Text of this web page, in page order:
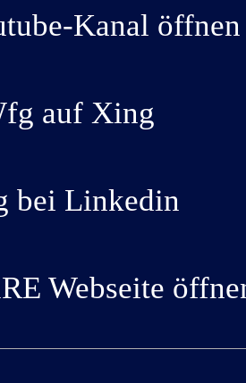
Kanal öffnen
auf Xing
bei Linkedin
Webseite